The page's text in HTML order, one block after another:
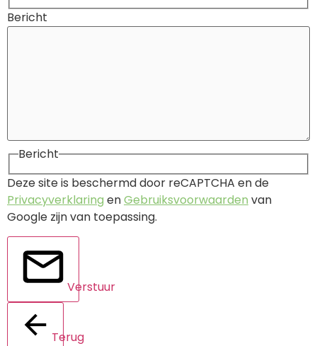
Bericht
Bericht
Deze site is beschermd door reCAPTCHA en de
Privacyverklaring enGebruiksvoorwaarden van
Google zijn van toepassing.
Verstuur
Terug